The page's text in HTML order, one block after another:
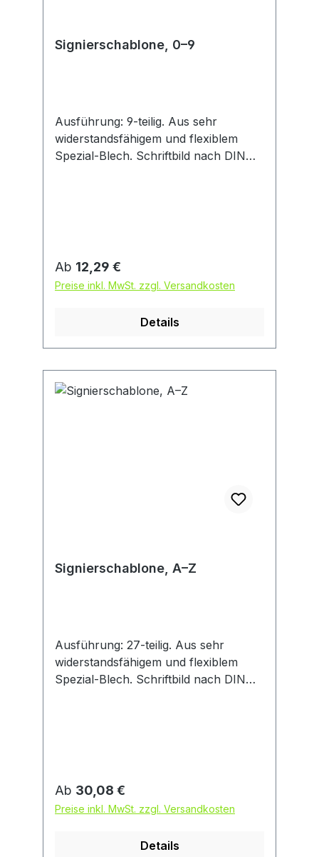
Signierschablone, 0–9
Ausführung: 9-teilig. Aus sehr
widerstandsfähigem und flexiblem
Spezial-Blech. Schriftbild nach DIN
Regulärer Preis:
Ab 12,29 €
Preise inkl. MwSt. zzgl. Versandkosten
Details
Signierschablone, A–Z
Ausführung: 27-teilig. Aus sehr
widerstandsfähigem und flexiblem
Spezial-Blech. Schriftbild nach DIN
Regulärer Preis:
Ab 30,08 €
Preise inkl. MwSt. zzgl. Versandkosten
Details